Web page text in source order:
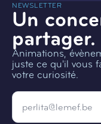
NEWSLETTER
Un
partager.
Animations,
juste ce qu'il vous
votre curiosité.
Email